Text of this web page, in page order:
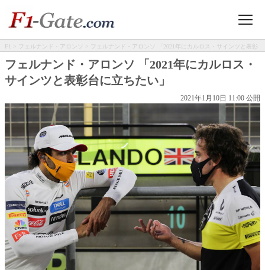
F1 > フェルナンド・アロンソ
> フェルナンド・アロンソ 「2021年にカルロス・サインツと表彰
台に立ちたい」
フェルナンド・アロンソ 「2021年にカルロス・
サインツと表彰台に立ちたい」
2021年1月10日 11:00 公開